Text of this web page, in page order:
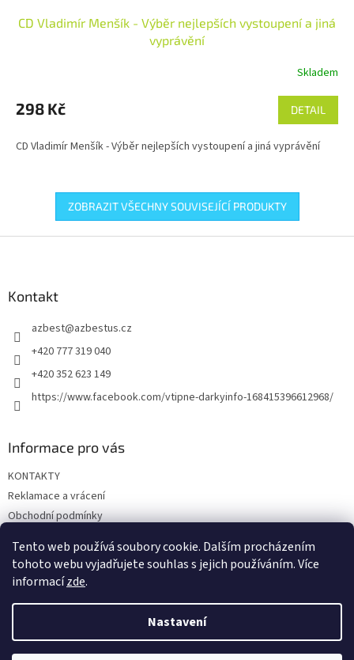
Tento web používá soubory cookie. Dalším procházením
tohoto webu vyjadřujete souhlas s jejich používáním. Více
informacízde.
Nastavení
CD Vladimír Menšík - Výběr nejlepších vystoupení a jiná
vyprávění
Skladem
298 Kč DETAIL
CD Vladimír Menšík - Výběr nejlepších vystoupení a jiná vyprávění
ZOBRAZIT VŠECHNY SOUVISEJÍCÍ PRODUKTY
Kontakt
azbest@azbestus.cz
+420 777 319 040
+420 352 623 149
https://www.facebook.com/vtipne-darkyinfo-168415396612968/
Informace pro vás
KONTAKTY
Reklamace a vrácení
Obchodní podmínky
Doprava a platba
Vytvořil Shoptet